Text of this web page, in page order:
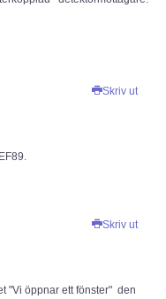
Skriv ut
Skriv ut
"Vi öppnar ett fönster" den